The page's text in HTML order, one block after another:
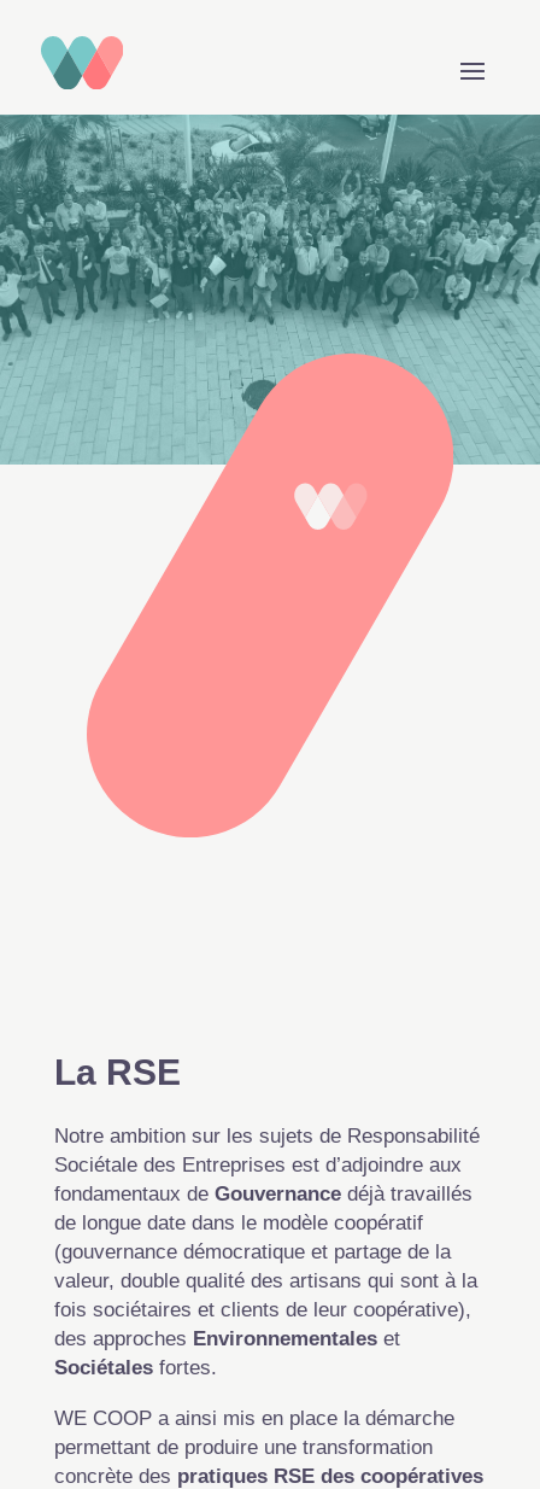
La RSE
Notre ambition sur les sujets de Responsabilité
Sociétale des Entreprises est d’adjoindre aux
fondamentaux de Gouvernancedéjà travaillés
de longue date dans le modèle coopératif
(gouvernance démocratique et partage de la
valeur, double qualité des artisans qui sont à la
fois sociétaires et clients de leur coopérative),
des approches Environnementaleset
Sociétalesfortes.
WE COOP a ainsi mis en place la démarche
permettant de produire une transformation
concrète des pratiques RSE des coopératives